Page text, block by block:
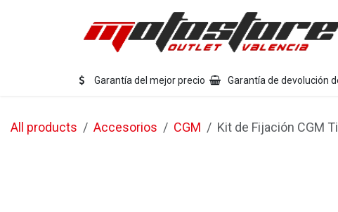
Garantía del mejor precio Garantía de devolución
All products Accesorios CGM Kit de Fijación CGM